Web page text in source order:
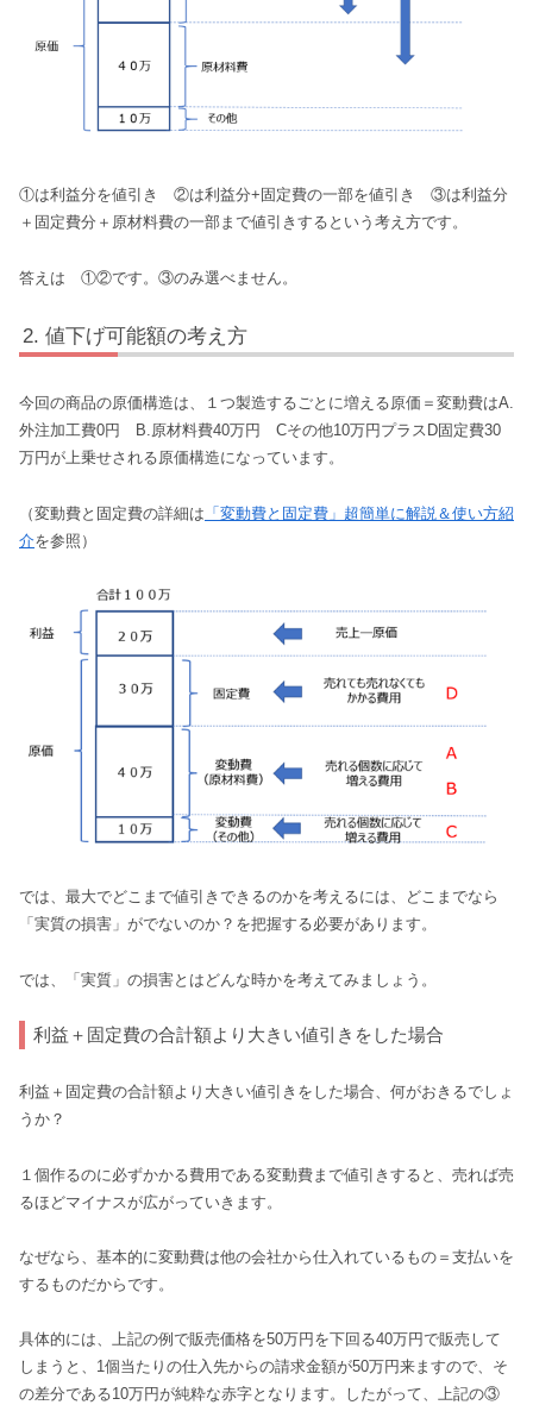
①は利益分を値引き ②は利益分+固定費の一部を値引き ③は利益分
＋固定費分＋原材料費の一部まで値引きするという考え方です。
答えは ①②です。③のみ選べません。
値下げ可能額の考え方
今回の商品の原価構造は、１つ製造するごとに増える原価＝変動費はA.
外注加工費0円 B.原材料費40万円 Cその他10万円プラスD固定費30
万円が上乗せされる原価構造になっています。
（変動費と固定費の詳細は 「変動費と固定費」超簡単に解説＆使い方紹
介を参照）
では、最大でどこまで値引きできるのかを考えるには、どこまでなら
「実質の損害」がでないのか？を把握する必要があります。
では、「実質」の損害とはどんな時かを考えてみましょう。
利益＋固定費の合計額より大きい値引きをした場合
利益＋固定費の合計額より大きい値引きをした場合、何がおきるでしょ
うか？
１個作るのに必ずかかる費用である変動費まで値引きすると、売れば売
るほどマイナスが広がっていきます。
なぜなら、基本的に変動費は他の会社から仕入れているもの＝支払いを
するものだからです。
具体的には、上記の例で販売価格を50万円を下回る40万円で販売して
しまうと、1個当たりの仕入先からの請求金額が50万円来ますので、そ
の差分である10万円が純粋な赤字となります。したがって、上記の③